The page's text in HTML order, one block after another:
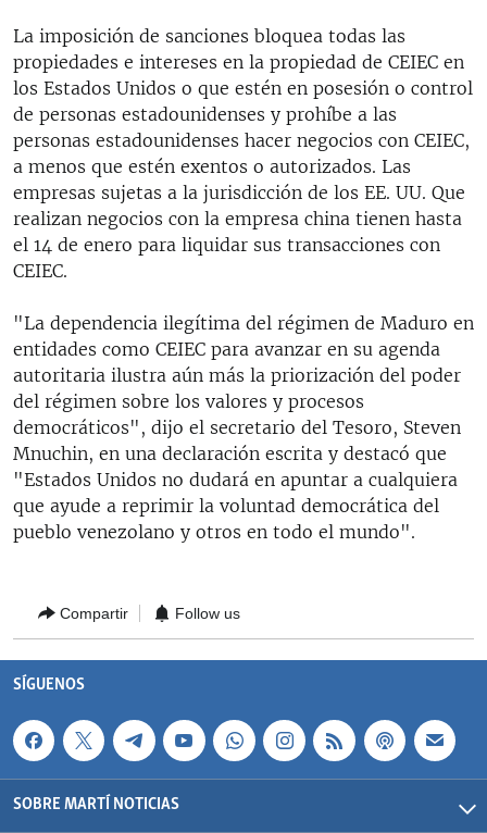
La imposición de sanciones bloquea todas las
propiedades e intereses en la propiedad de CEIEC en
los Estados Unidos o que estén en posesión o control
de personas estadounidenses y prohíbe a las
personas estadounidenses hacer negocios con CEIEC,
a menos que estén exentos o autorizados. Las
empresas sujetas a la jurisdicción de los EE. UU. Que
realizan negocios con la empresa china tienen hasta
el 14 de enero para liquidar sus transacciones con
CEIEC.
"La dependencia ilegítima del régimen de Maduro en
entidades como CEIEC para avanzar en su agenda
autoritaria ilustra aún más la priorización del poder
del régimen sobre los valores y procesos
democráticos", dijo el secretario del Tesoro, Steven
Mnuchin, en una declaración escrita y destacó que
"Estados Unidos no dudará en apuntar a cualquiera
que ayude a reprimir la voluntad democrática del
pueblo venezolano y otros en todo el mundo".
Compartir Follow us
SÍGUENOS
SOBRE MARTÍ NOTICIAS